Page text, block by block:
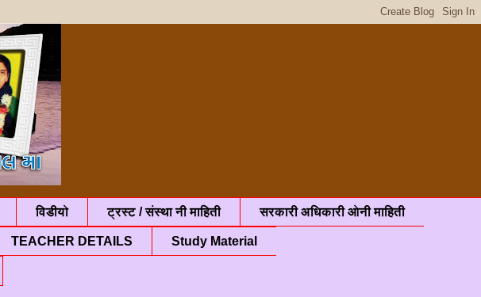
विडीयो ट्रस्ट / संस्था नी माहिती सरकारी अधिकारी ओनी माहिती
TEACHER DETAILS Study Material